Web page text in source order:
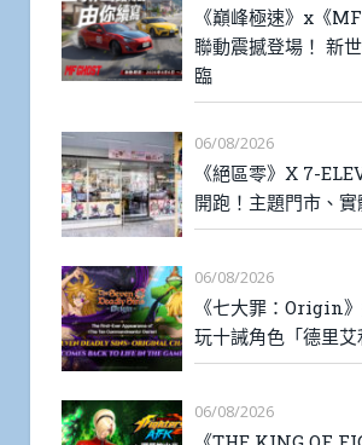
《巔峰極速》x《
聯動震撼登場！ 新
臨
06/08/2026
《絕區零》X 7-
開跑！主題門市、
06/08/2026
《七大罪：Origin
玩十誡角色「德里艾
06/08/2026